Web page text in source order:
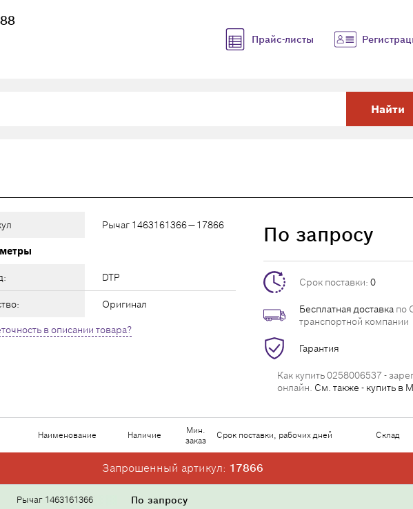
Прайс-листы
Найти
Рычаг 1463161366 — 17866
DTP
Оригинал
в описании товара?
По запросу
Срок поставки: 0
Бесплатная доставка по
транспортной компании
Гарантия
Как купить 0258006537 -
онлайн. См. также - купить в
Наименование Наличие
Мин.
заказ
Срок поставки, рабочих дней Склад
Запрошенный артикул: 17866
Рычаг 1463161366 По запросу